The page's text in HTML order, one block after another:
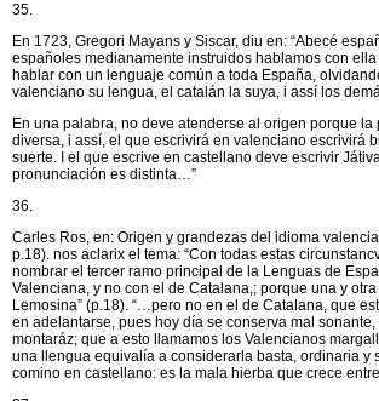
35.
En 1723, Gregori Mayans y Siscar, diu en: “Abecé
españoles medianamente instruidos hablamos con
hablar con un lenguaje común a toda España,
valenciano su lengua, el catalán la suya, i assí los
En una palabra, no deve atenderse al origen porque
diversa, i assí, el que escrivirá en valenciano escrivirá
suerte. I el que escrive en castellano deve escrivir
pronunciación es distinta…”
36.
Carles Ros, en: Origen y grandezas del idioma
p.18). nos aclarix el tema: “Con todas estas
nombrar el tercer ramo principal de la Lenguas de
Valenciana, y no con el de Catalana,; porque una y
Lemosina” (p.18). “…pero no en el de Catalana, que
en adelantarse, pues hoy día se conserva mal
montaráz; que a esto llamamos los Valencianos
una llengua equivalía a considerarla basta, ordinaria y
comino en castellano: es la mala hierba que crece